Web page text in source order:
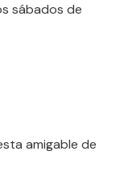
sábados de
amigable de